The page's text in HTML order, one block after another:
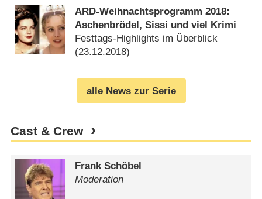
ARD-Weihnachtsprogramm 2018:
Aschenbrödel, Sissi und viel Krimi
Festtags-Highlights im Überblick
(23.12.2018)
alle News zur Serie
Cast & Crew
Frank Schöbel
Moderation